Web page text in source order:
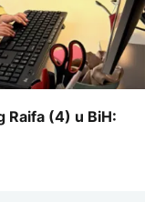
Raifa (4) u BiH: